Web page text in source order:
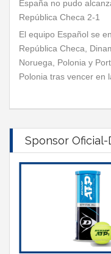
España no pudo
República Checa 2-1
El equipo Español se
República Checa,
Noruega, Polonia y
Polonia tras vencer en
Sponsor